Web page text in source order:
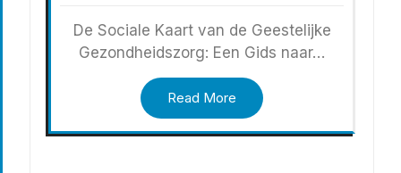
De Sociale Kaart van de Geestelijke
Gezondheidszorg: Een Gids naar…
Read More